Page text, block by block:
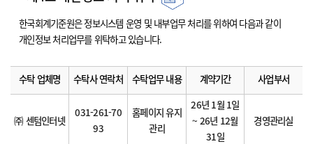
한국회계기준원은 정보시스템 운영 및 내부업무 처리를 위하여 다음과 같이
개인정보 처리업무를 위탁하고 있습니다.
수탁 업체명 수탁사 연락처 수탁업무 내용 계약기간 사업부서
㈜ 센텀인터넷
031-261-70
93
홈페이지 유지
관리
26년 1월 1일
~ 26년 12월
31일
경영관리실